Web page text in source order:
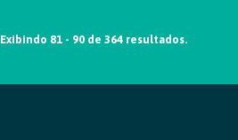
Exibindo 81 - 90 de 364 resultados.